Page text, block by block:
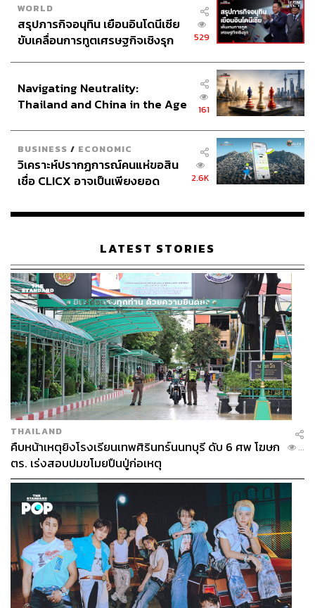
WORLD
สรุปภารกิจอนุทิน เยือนอินโดนีเซีย
ขับเคลื่อนการทูตเศรษฐกิจเชิงรุก
529
Navigating Neutrality:
Thailand and China in the Age
161
BUSINESS / ECONOMIC
วิเคราะห์ปรากฏการณ์คนแห่ขอสิน
เชื่อ CLICX อาจเป็นเพียงยอด
เรือนไทยที่ถูกซุกไว้
2.6K
LATEST STORIES
THAILAND
คืบหน้าเหตุยิงโรงเรียนเทพศิรินทร์นนทบุรี ดับ 6 ศพ โฆษก
ตร. เร่งสอบปมขโมยปืนปู่ก่อเหตุ
...